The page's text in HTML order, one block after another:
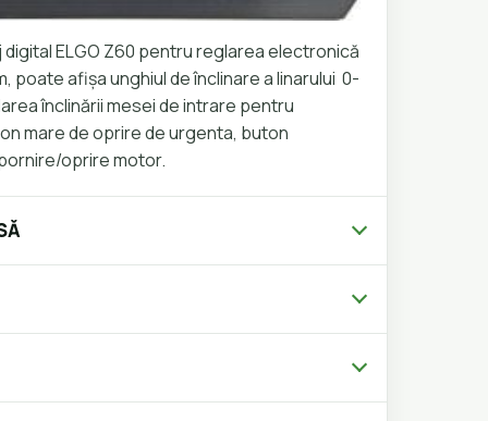
ELGO Z60 pentru reglarea electronică
poate afișa unghiul de înclinare a linarului 0-
înclinării mesei de intrare pentru
mare de oprire de urgenta, buton
oprire motor.